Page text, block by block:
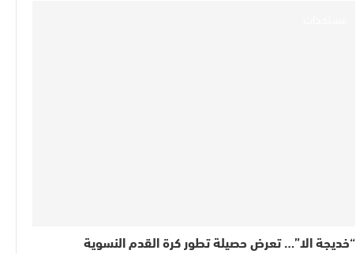
“خديجة الا”… تعرض حصيلة تطور كرة القدم النسوية